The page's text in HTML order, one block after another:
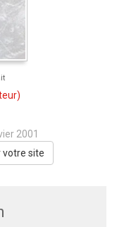
2001
site